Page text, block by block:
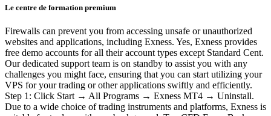
Le centre de formation premium
Firewalls can prevent you from accessing unsafe or unauthorized
websites and applications, including Exness. Yes, Exness provides
free demo accounts for all their account types except Standard Cent.
Our dedicated support team is on standby to assist you with any
challenges you might face, ensuring that you can start utilizing your
VPS for your trading or other applications swiftly and efficiently.
Step 1: Click Start → All Programs → Exness MT4 → Uninstall.
Due to a wide choice of trading instruments and platforms, Exness is